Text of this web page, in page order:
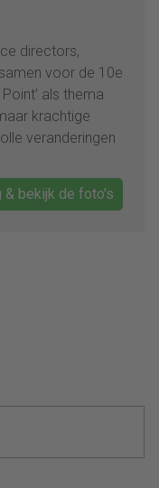
directors,
voor de 10e
als thema
krachtige
veranderingen
& bekijk de foto's